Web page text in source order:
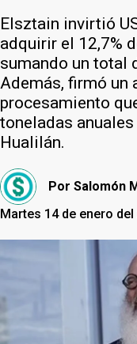
Elsztain invirtió
adquirir el 12,7%
sumando un total
Además, firmó un
procesamiento
toneladas
Hualilán.
Por Salomón
Martes 14 de enero